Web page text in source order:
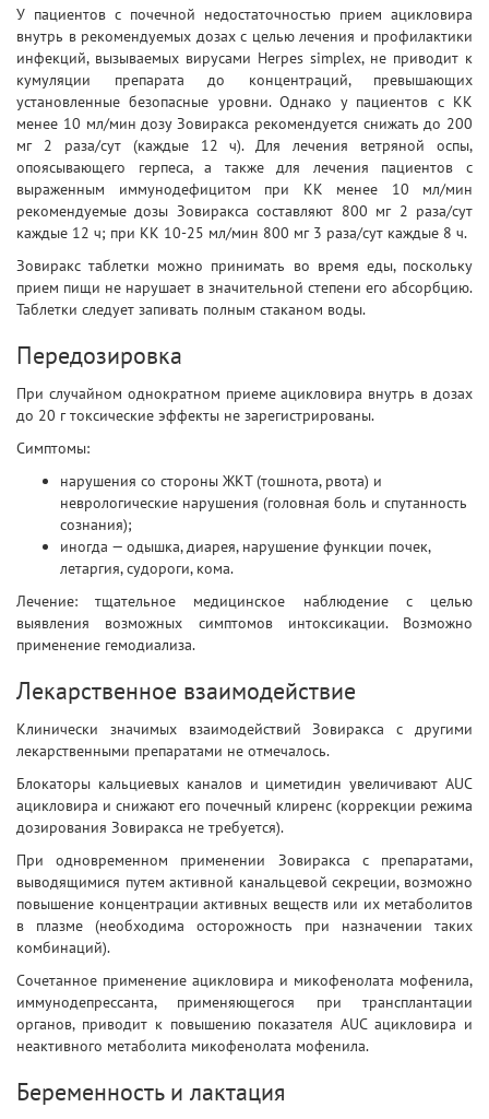
У пациентов с почечной недостаточностью прием ацикловира
внутрь в рекомендуемых дозах с целью лечения и профилактики
инфекций, вызываемых вирусами Herpes simplex, не приводит к
кумуляции препарата до концентраций, превышающих
установленные безопасные уровни. Однако у пациентов с КК
менее 10 мл/мин дозу Зовиракса рекомендуется снижать до 200
мг 2 раза/сут (каждые 12 ч). Для лечения ветряной оспы,
опоясывающего герпеса, а также для лечения пациентов с
выраженным иммунодефицитом при КК менее 10 мл/мин
рекомендуемые дозы Зовиракса составляют 800 мг 2 раза/сут
каждые 12 ч; при КК 10-25 мл/мин 800 мг 3 раза/сут каждые 8 ч.
Зовиракс таблетки можно принимать во время еды, поскольку
прием пищи не нарушает в значительной степени его абсорбцию.
Таблетки следует запивать полным стаканом воды.
Передозировка
При случайном однократном приеме ацикловира внутрь в дозах
до 20 г токсические эффекты не зарегистрированы.
Симптомы:
нарушения со стороны ЖКТ (тошнота, рвота) и
неврологические нарушения (головная боль и спутанность
сознания);
иногда — одышка, диарея, нарушение функции почек,
летаргия, судороги, кома.
Лечение: тщательное медицинское наблюдение с целью
выявления возможных симптомов интоксикации. Возможно
применение гемодиализа.
Лекарственное взаимодействие
Клинически значимых взаимодействий Зовиракса с другими
лекарственными препаратами не отмечалось.
Блокаторы кальциевых каналов и циметидин увеличивают AUC
ацикловира и снижают его почечный клиренс (коррекции режима
дозирования Зовиракса не требуется).
При одновременном применении Зовиракса с препаратами,
выводящимися путем активной канальцевой секреции, возможно
повышение концентрации активных веществ или их метаболитов
в плазме (необходима осторожность при назначении таких
комбинаций).
Сочетанное применение ацикловира и микофенолата мофенила,
иммунодепрессанта, применяющегося при трансплантации
органов, приводит к повышению показателя AUC ацикловира и
неактивного метаболита микофенолата мофенила.
Беременность и лактация